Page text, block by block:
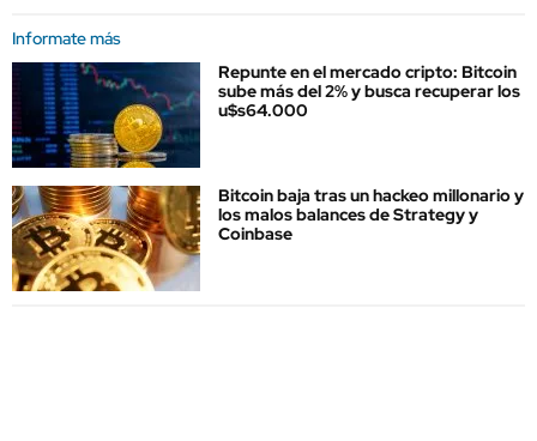
Informate más
Repunte en el mercado cripto: Bitcoin
sube más del 2% y busca recuperar los
u$s64.000
Bitcoin baja tras un hackeo millonario y
los malos balances de Strategy y
Coinbase